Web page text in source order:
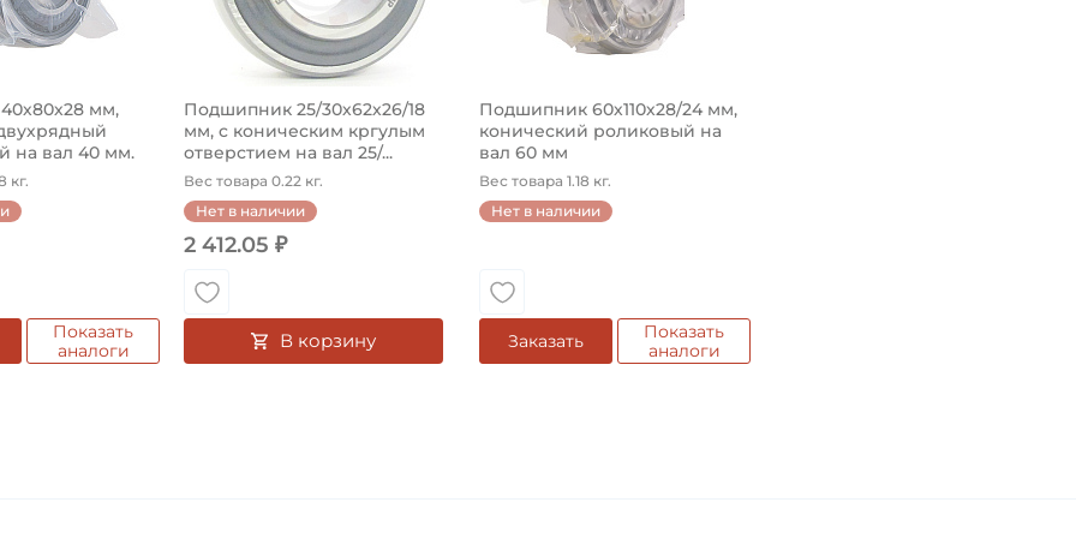
мм,
на вал 40 мм.
кг.
Показать
аналоги
Подшипник 25/30х62х26/18
мм, c коническим кргулым
отверстием на вал 25/...
Вес товара 0.22 кг.
Нет в наличии
2 412.05 ₽
В корзину
Подшипник 60х110х28/24 мм,
конический роликовый на
вал 60 мм
Вес товара 1.18 кг.
Нет в наличии
Заказать
Показать
аналоги